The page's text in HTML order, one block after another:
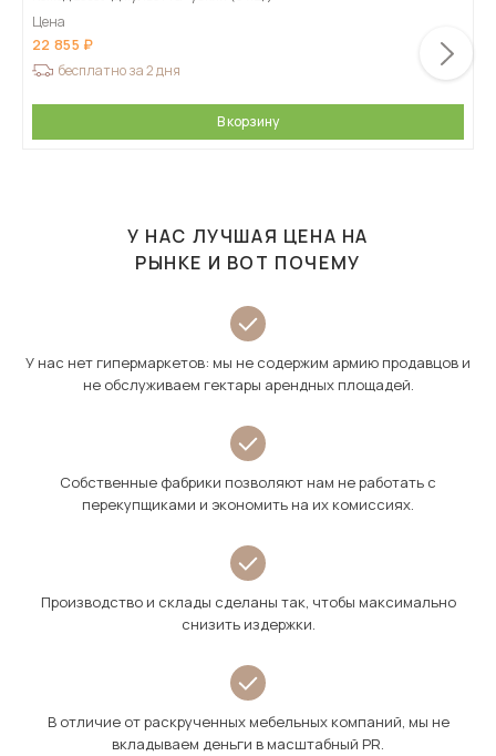
Цена
22 855
бесплатно за 2 дня
В корзину
У НАС ЛУЧШАЯ ЦЕНА НА
РЫНКЕ И ВОТ ПОЧЕМУ
У нас нет гипермаркетов: мы не содержим армию продавцов и
не обслуживаем гектары арендных площадей.
Собственные фабрики позволяют нам не работать с
перекупщиками и экономить на их комиссиях.
Производство и склады сделаны так, чтобы максимально
снизить издержки.
В отличие от раскрученных мебельных компаний, мы не
вкладываем деньги в масштабный PR.